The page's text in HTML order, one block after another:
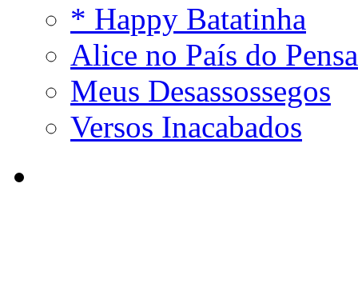
* Happy Batatinha
Alice no País do
Meus Desassossegos
Versos Inacabados